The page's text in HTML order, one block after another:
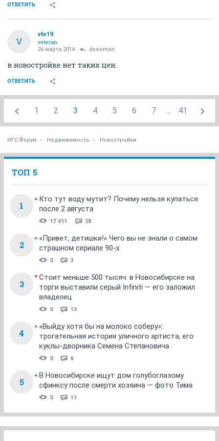
ОТВЕТИТЬ
V
vtv19
veteran
26 марта 2014 deeeman
в новостройке нет таких цен.
ОТВЕТИТЬ
1 2 3 4 5 6 7 ... 41
НГС.Форум Недвижимость Новостройки
ТОП 5
1
Кто тут воду мутит? Почему нельзя купаться
после 2 августа
17 411 28
2
«Привет, детишки!» Чего вы не знали о самом
страшном сериале 90-х
0 3
3
Стоит меньше 500 тысяч: в Новосибирске на
торги выставили серый Infiniti — его заложил
владелец
0 13
4
«Выйду хотя бы на молоко соберу»:
трогательная история уличного артиста, его
куклы-дворника Семена Степановича
0 6
5
В Новосибирске ищут дом голубоглазому
сфинксу после смерти хозяина — фото Тима
0 11